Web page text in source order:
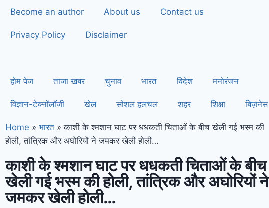
Become an author About us Contact us
Privacy Policy Disclaimer
होम पेज ताजा खबर चुनाव भारत विदेश मनोरंजन
विज्ञान-टेक्नॉलॉजी खेल सोशल हलचल शहर शिक्षा बिज़नेस
Home » भारत » काशी के श्मशान घाट पर धधकती चिताओं के बीच खेली गई भस्म की
होली, तांत्रिक और अघोरियों ने जमकर खेली होली…
काशी के श्मशान घाट पर धधकती चिताओं के बीच
खेली गई भस्म की होली, तांत्रिक और अघोरियों ने
जमकर खेली होली…